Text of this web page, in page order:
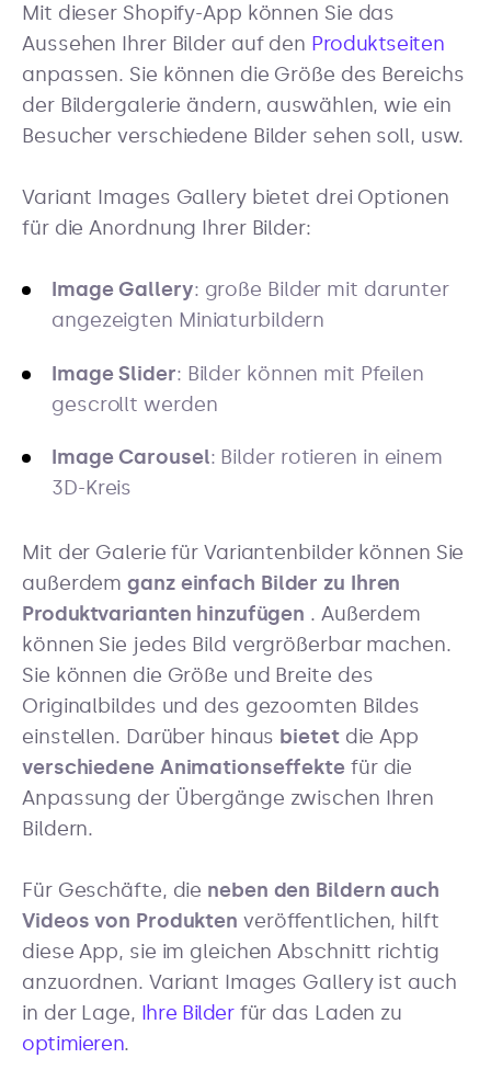
Mit dieser Shopify-App können Sie das
Aussehen Ihrer Bilder auf den Produktseiten
anpassen. Sie können die Größe des Bereichs
der Bildergalerie ändern, auswählen, wie ein
Besucher verschiedene Bilder sehen soll, usw.
Variant Images Gallery bietet drei Optionen
für die Anordnung Ihrer Bilder:
Image Gallery: große Bilder mit darunter
angezeigten Miniaturbildern
Image Slider: Bilder können mit Pfeilen
gescrollt werden
Image Carousel: Bilder rotieren in einem
3D-Kreis
Mit der Galerie für Variantenbilder können Sie
außerdemganz einfach Bilder zu Ihren
Produktvarianten hinzufügen . Außerdem
können Sie jedes Bild vergrößerbar machen.
Sie können die Größe und Breite des
Originalbildes und des gezoomten Bildes
einstellen. Darüber hinaus bietetdie App
verschiedene Animationseffekte für die
Anpassung der Übergänge zwischen Ihren
Bildern.
Für Geschäfte, die neben den Bildern auch
Videos von Produkten veröffentlichen, hilft
diese App, sie im gleichen Abschnitt richtig
anzuordnen. Variant Images Gallery ist auch
in der Lage, Ihre Bilderfür das Laden zu
optimieren.